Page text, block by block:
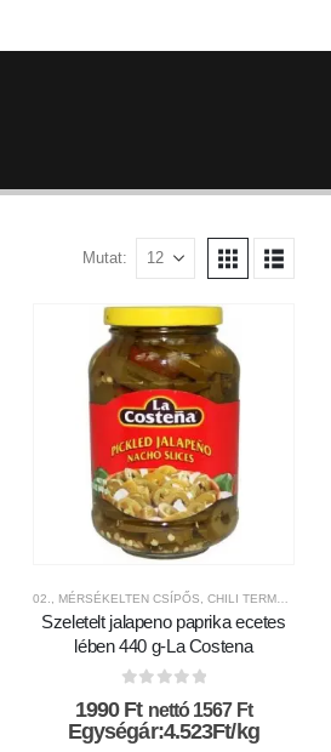
Mutat:
NEMZETKÖZI KONYHA,NEMZETKÖZI MÁRKÁK
SAVANYÚSÁGOK,MÁRKÁK,MEXIKÓI KONYHA
CSÍPŐSSÉGI-SKÁLA,FRISS CHILI PAPRIKÁK ÉS
02., MÉRSÉKELTEN CSÍPŐS CHILI TERMÉKEK
Szeletelt jalapeno paprika ecetes
lében 440 g-La Costena
az 5-ből
1990 Ft nettó1567 Ft
Egységár:4.523Ft/kg